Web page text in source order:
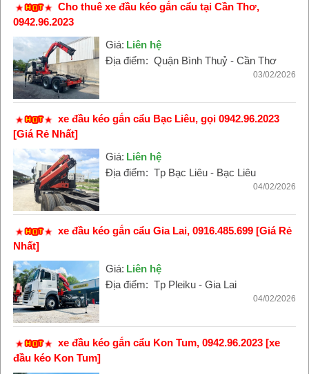
Cho thuê xe đầu kéo gắn cẩu tại Cần Thơ,
0942.96.2023
Giá: Liên hệ
Địa điểm: Quận Bình Thuỷ - Cần Thơ
03/02/2026
xe đầu kéo gắn cẩu Bạc Liêu, gọi 0942.96.2023
[Giá Rẻ Nhất]
Giá: Liên hệ
Địa điểm: Tp Bạc Liêu - Bạc Liêu
04/02/2026
xe đầu kéo gắn cẩu Gia Lai, 0916.485.699 [Giá Rẻ
Nhất]
Giá: Liên hệ
Địa điểm: Tp Pleiku - Gia Lai
04/02/2026
xe đầu kéo gắn cẩu Kon Tum, 0942.96.2023 [xe
đầu kéo Kon Tum]